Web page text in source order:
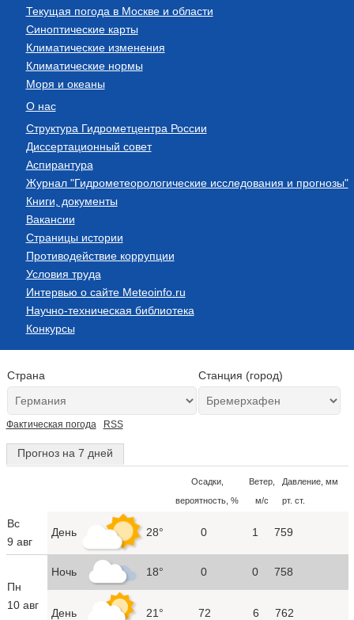
Текущая погода в Москве и области
Синоптические карты
Климатические изменения
Климатические нормы
Моря и океаны
О нас
Структура Гидрометцентра России
Диссертационный совет
Аспирантура
Журнал "Гидрометеорологические исследования и прогнозы"
Книги, документы
Вакансии
Страницы истории
Противодействие коррупции
Условия труда
Интервью о сайте Meteoinfo.ru
Научно-техническая библиотека
Конкурсы
Страна Станция (город)
Фактическая погода RSS
Прогноз на 7 дней
Осадки,
вероятность, %
Ветер,
м/с
Давление, мм
рт. ст.
Вс
9 авг
День 28° 0 1 759
Пн
10 авг
Ночь 18° 0 0 758
День 21° 72 6 762